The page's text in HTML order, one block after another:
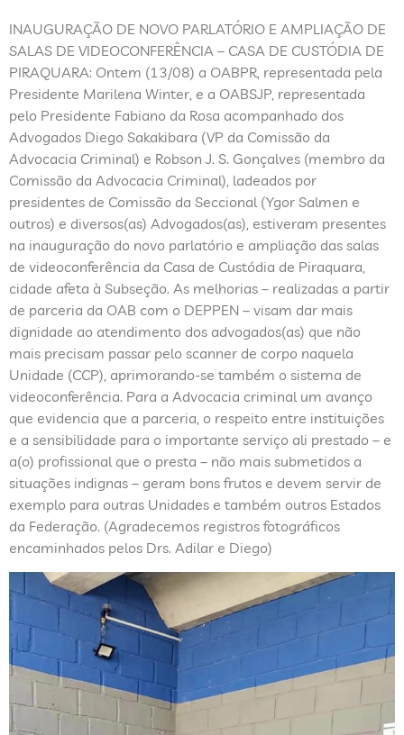
INAUGURAÇÃO DE NOVO PARLATÓRIO E AMPLIAÇÃO DE
SALAS DE VIDEOCONFERÊNCIA – CASA DE CUSTÓDIA DE
PIRAQUARA: Ontem (13/08) a OABPR, representada pela
Presidente Marilena Winter, e a OABSJP, representada
pelo Presidente Fabiano da Rosa acompanhado dos
Advogados Diego Sakakibara (VP da Comissão da
Advocacia Criminal) e Robson J. S. Gonçalves (membro da
Comissão da Advocacia Criminal), ladeados por
presidentes de Comissão da Seccional (Ygor Salmen e
outros) e diversos(as) Advogados(as), estiveram presentes
na inauguração do novo parlatório e ampliação das salas
de videoconferência da Casa de Custódia de Piraquara,
cidade afeta à Subseção. As melhorias – realizadas a partir
de parceria da OAB com o DEPPEN – visam dar mais
dignidade ao atendimento dos advogados(as) que não
mais precisam passar pelo scanner de corpo naquela
Unidade (CCP), aprimorando-se também o sistema de
videoconferência. Para a Advocacia criminal um avanço
que evidencia que a parceria, o respeito entre instituições
e a sensibilidade para o importante serviço ali prestado – e
a(o) profissional que o presta – não mais submetidos a
situações indignas – geram bons frutos e devem servir de
exemplo para outras Unidades e também outros Estados
da Federação. (Agradecemos registros fotográficos
encaminhados pelos Drs. Adilar e Diego)